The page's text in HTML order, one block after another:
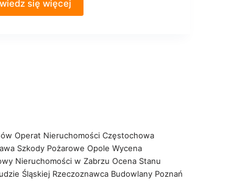
się więcej
Operat Nieruchomości Częstochowa
Szkody Pożarowe OpoleWycena
Nieruchomości w ZabrzuOcena Stanu
Śląskiej Rzeczoznawca Budowlany Poznań